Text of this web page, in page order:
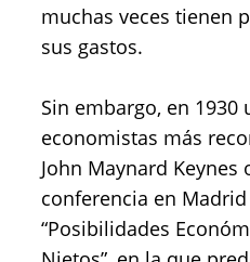
muchas veces tienen
sus gastos.
Sin embargo, en 1930
economistas más
John Maynard Keynes
conferencia en
“Posibilidades